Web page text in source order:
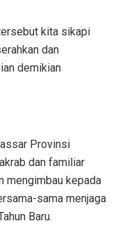
kita sikapi
dan
demikian
Provinsi
dan familiar
mengimbau kepada
sama menjaga
Baru.